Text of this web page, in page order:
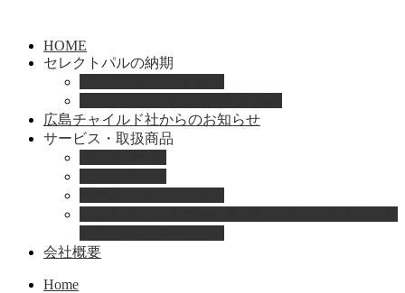
HOME
セレクトパルの納期
広島チャイルド社からのお知らせ
サービス・取扱商品
会社概要
Home